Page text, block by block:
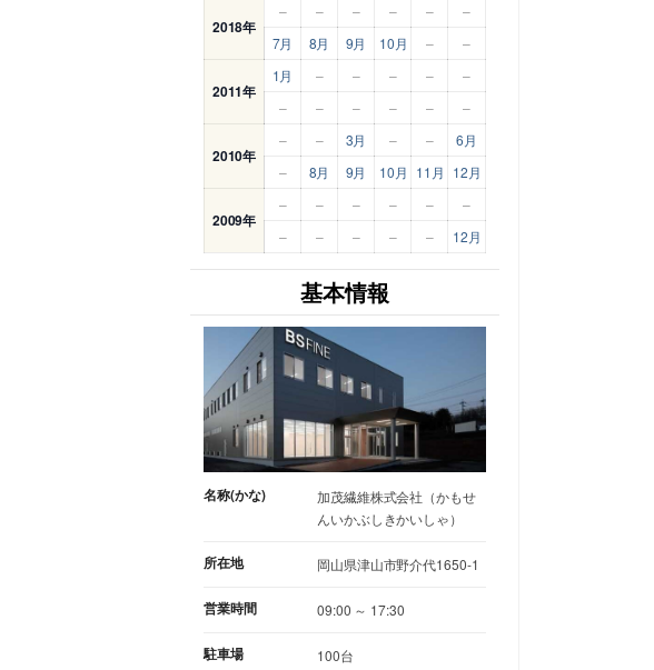
2018年
– – – – –
–
7月
8月 9月 10月 – –
2011年
1月 – – – –
–
–
– – – – –
2010年
– – 3月 – –
6月
–
8月 9月 10月 11月 12月
2009年
– – – – –
–
–
– – – – 12月
基本情報
名称(かな)
加茂繊維株式会社（かもせ
んいかぶしきかいしゃ）
所在地 岡山県津山市野介代1650-1
営業時間 09:00 ～ 17:30
駐車場 100台